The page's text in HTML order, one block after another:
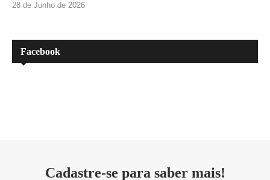
28 de Junho de 2026
Facebook
Cadastre-se para saber mais!